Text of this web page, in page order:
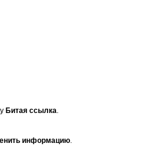
Битая ссылка.
информацию.